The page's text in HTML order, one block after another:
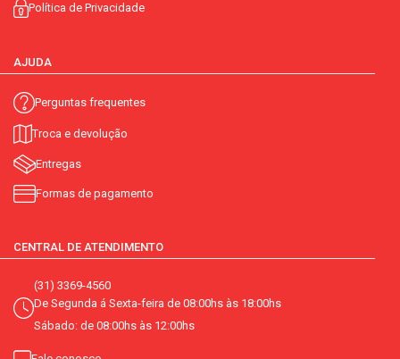
Política de Privacidade
AJUDA
Perguntas frequentes
Troca e devolução
Entregas
Formas de pagamento
CENTRAL DE ATENDIMENTO
(31) 3369-4560
De Segunda á Sexta-feira de 08:00hs às 18:00hs
Sábado: de 08:00hs às 12:00hs